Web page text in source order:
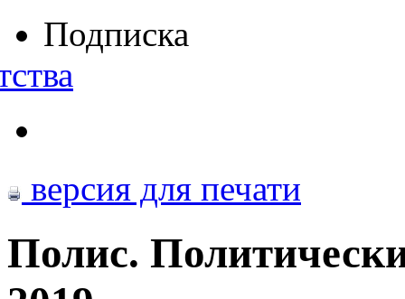
Подписка
версия для печати
Полис.